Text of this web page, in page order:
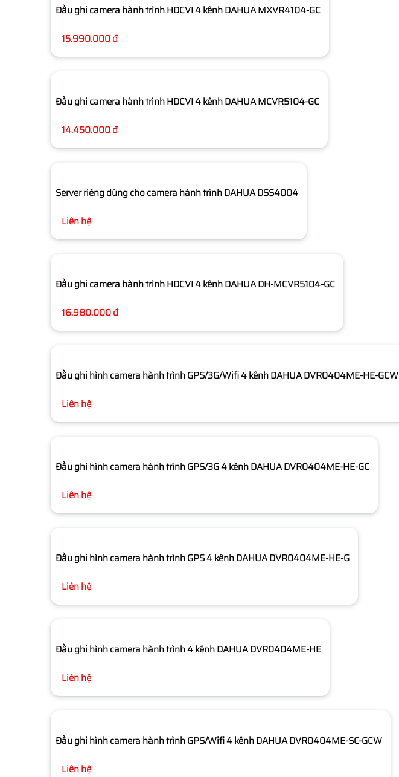
Đầu ghi camera hành trình HDCVI 4 kênh DAHUA MXVR4104-GC
15.990.000 đ
Đầu ghi camera hành trình HDCVI 4 kênh DAHUA MCVR5104-GC
14.450.000 đ
Server riêng dùng cho camera hành trình DAHUA DSS4004
Liên hệ
Đầu ghi camera hành trình HDCVI 4 kênh DAHUA DH-MCVR5104-GC
16.980.000 đ
Đầu ghi hình camera hành trình GPS/3G/Wifi 4 kênh DAHUA DVR0404ME-HE-GCW
Liên hệ
Đầu ghi hình camera hành trình GPS/3G 4 kênh DAHUA DVR0404ME-HE-GC
Liên hệ
Đầu ghi hình camera hành trình GPS 4 kênh DAHUA DVR0404ME-HE-G
Liên hệ
Đầu ghi hình camera hành trình 4 kênh DAHUA DVR0404ME-HE
Liên hệ
Đầu ghi hình camera hành trình GPS/Wifi 4 kênh DAHUA DVR0404ME-SC-GCW
Liên hệ